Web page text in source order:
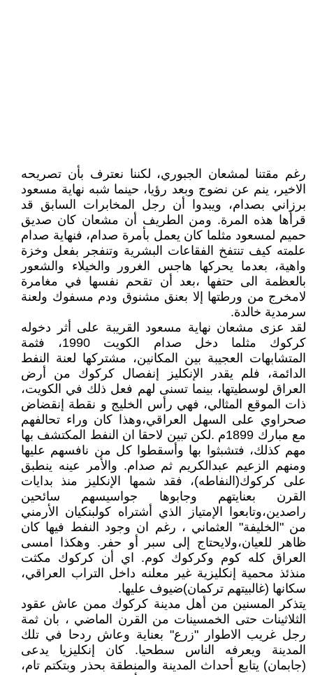
رغم مقتنا لمشعان الجبوري، لكننا نعترف بأن تصريحه
الاخير، ينم عن نضوج وبعد رؤيا، حينما شبه نهاية مسعود
برزاني بصدام، ويبدوا أن رجل المخابرات السابق قد
قرأها هذه المرة. ومن الطريف أن مشعان كان صديق
حميم لمسعود مثلما كان يعمل بأمرة صدام، فنهاية صدام
علمته كيف تنتفخ الفقاعات البشرية وتنفجر بفعل وخزة
واهية، بعدما يحركها هاجس الغرور والخيلاء والشعور
بالعظمة الى حتفها ،بعد أن تقحم نفسها في مغامرة
لامخرج من ورطتها إلا بعنق مشنوق ودم مسفوك ولعنة
سرمدية خالدة.
لقد عزى مشعان نهاية مسعود القريبة على أثر دخوله
كركوك مثلما دخل صدام الكويت 1990، فثمة
المتشابهات العجيبة بين المكانين، مشتركها لعنة النفط
الدائمة، فلم يقدر الإنكليز إنفصال كركوك من أرض
العراق لوسطيتها، بينما تسنى لهم فعل ذلك في الكويت،
ذات الموقع المثالي، فهي رأس الخليج و نقطة إنقضاض
صحراوي على السهل العراقي،وهذا كان وراء تحالفهم
مع مبارك 1899م .لكن تبين لاحقا ان النفط المكتشف بها
مهم كذلك، فتشبثوا بها وأسقطوا كل من نافسهم عليها
ومنهم الزعيم عبدالكريم ثم صدام. والأمر عينه ينطبق
على كركوك(النفاطه)، فقد شمها الإنكليز منذ بدايات
القرن بعنايتهم وجابوها جواسيسهم سائحين
راصدين،وتابعوا الإمتياز الذي أشتراه كولبنكيان الأرمني
من "الخليفة" العثماني ، رغم ان وجود النفط فيها كان
ظاهر للعيان،ولايحتاج إلى سبر أو حفر. وهكذا امسى
العراق كله كوم وكركوك كوم. اي أن كركوك مكثت
منذئذ محمية إنكليزية غير معلنه داخل التراب العراقي،
سكانها (غالبيتهم تركمان)ضيوف عليها.
يتذكر المسنين من أهل مدينة كركوك ممن عاش عقود
الثلاثينات حتى الخمسينات من القرن الماضي ، بان ثمة
رجل غريب الاطوار "زرع" بعناية وعاش ردحا في تلك
المدينة ويعرفه الناس سطحيا. كان إنكليزيا يدعى
(جابمان) يتابع أحداث المدينة والمنطقة بحذر وبتكتم تام،